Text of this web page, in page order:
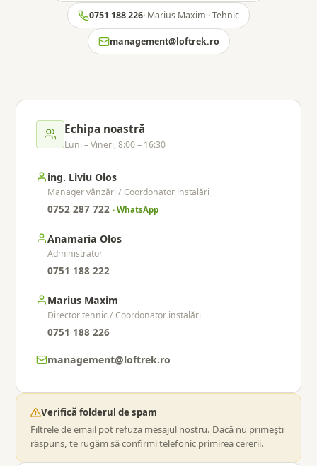
0751 188 226· Marius Maxim · Tehnic
management@loftrek.ro
Echipa noastră
Luni – Vineri, 8:00 – 16:30
ing. Liviu Olos
Manager vânzări / Coordonator instalări
0752 287 722 · WhatsApp
Anamaria Olos
Administrator
0751 188 222
Marius Maxim
Director tehnic / Coordonator instalări
0751 188 226
management@loftrek.ro
Verifică folderul de spam
Filtrele de email pot refuza mesajul nostru. Dacă nu primești
răspuns, te rugăm să confirmi telefonic primirea cererii.